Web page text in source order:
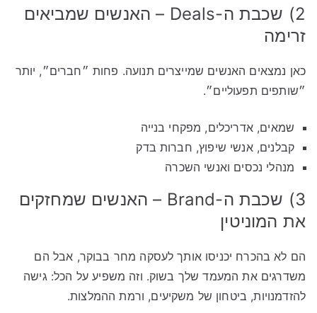
2) שכבת ה-Deals – האנשים שמביאים
זרימה
כאן נמצאים האנשים שמייצרים תנועה. פחות ״חברים״, יותר
״שותפים תפעוליים״.
שמאים, אדריכלים, מפקחי בנייה
קבלנים, אנשי שיפוץ, חברות בדק
מנהלי נכסים ואנשי השכרה
3) שכבת ה-Brand – האנשים שמחזקים
את המוניטין
הם לא בהכרח יכניסו אותך לעסקה מחר בבוקר, אבל הם
משדרגים את המעמד שלך בשוק. וזה משפיע על הכל: גישה
להזדמנויות, ביטחון של משקיעים, ורמת ההמלצות.